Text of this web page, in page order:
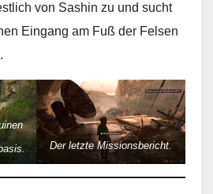
von Sashin zu und sucht
Eingang am Fuß der Felsen
Der letzte Missionsbericht.